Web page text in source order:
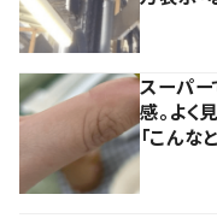
スーパー
感。よく
「こんな